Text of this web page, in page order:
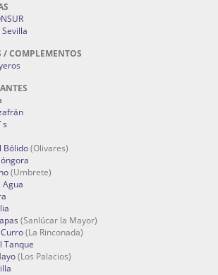
/ COMPLEMENTOS
Bólido(Olivares)
(Umbrete)
(Sanlúcar la Mayor)
(La Rinconada)
Tanque
(Los Palacios)